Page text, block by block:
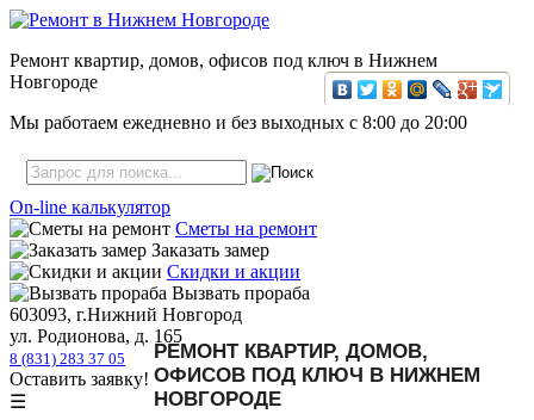
Ремонт квартир, домов, офисов под ключ в Нижнем
Новгороде
Мы работаем ежедневно и без выходных с 8:00 до 20:00
On-line калькулятор
Сметы на ремонт
Заказать замер
Скидки и акции
Вызвать прораба
603093, г.Нижний Новгород
ул. Родионова, д. 165
8 (831) 283 37 05
Оставить заявку!
☰
РЕМОНТ КВАРТИР, ДОМОВ,
ОФИСОВ ПОД КЛЮЧ В НИЖНЕМ
НОВГОРОДЕ